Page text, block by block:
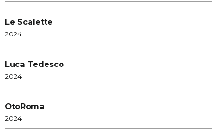
Le Scalette
2024
Luca Tedesco
2024
OtoRoma
2024